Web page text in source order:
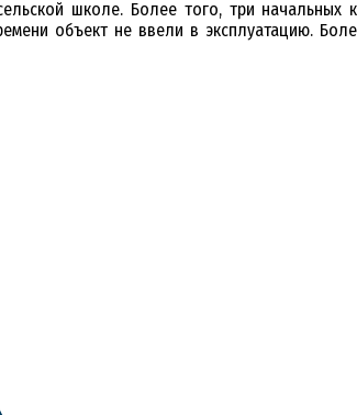
школе. Более того, три начальных
объект не ввели в эксплуатацию.